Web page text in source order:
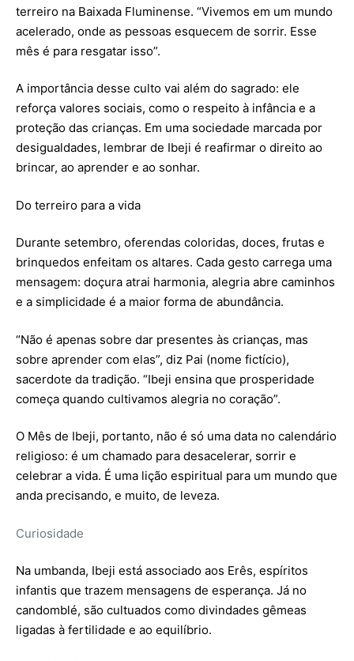
terreiro na Baixada Fluminense. “Vivemos em um mundo
acelerado, onde as pessoas esquecem de sorrir. Esse
mês é para resgatar isso”.
A importância desse culto vai além do sagrado: ele
reforça valores sociais, como o respeito à infância e a
proteção das crianças. Em uma sociedade marcada por
desigualdades, lembrar de Ibeji é reafirmar o direito ao
brincar, ao aprender e ao sonhar.
Do terreiro para a vida
Durante setembro, oferendas coloridas, doces, frutas e
brinquedos enfeitam os altares. Cada gesto carrega uma
mensagem: doçura atrai harmonia, alegria abre caminhos
e a simplicidade é a maior forma de abundância.
“Não é apenas sobre dar presentes às crianças, mas
sobre aprender com elas”, diz Pai (nome fictício),
sacerdote da tradição. “Ibeji ensina que prosperidade
começa quando cultivamos alegria no coração”.
O Mês de Ibeji, portanto, não é só uma data no calendário
religioso: é um chamado para desacelerar, sorrir e
celebrar a vida. É uma lição espiritual para um mundo que
anda precisando, e muito, de leveza.
Curiosidade
Na umbanda, Ibeji está associado aos Erês, espíritos
infantis que trazem mensagens de esperança. Já no
candomblé, são cultuados como divindades gêmeas
ligadas à fertilidade e ao equilíbrio.